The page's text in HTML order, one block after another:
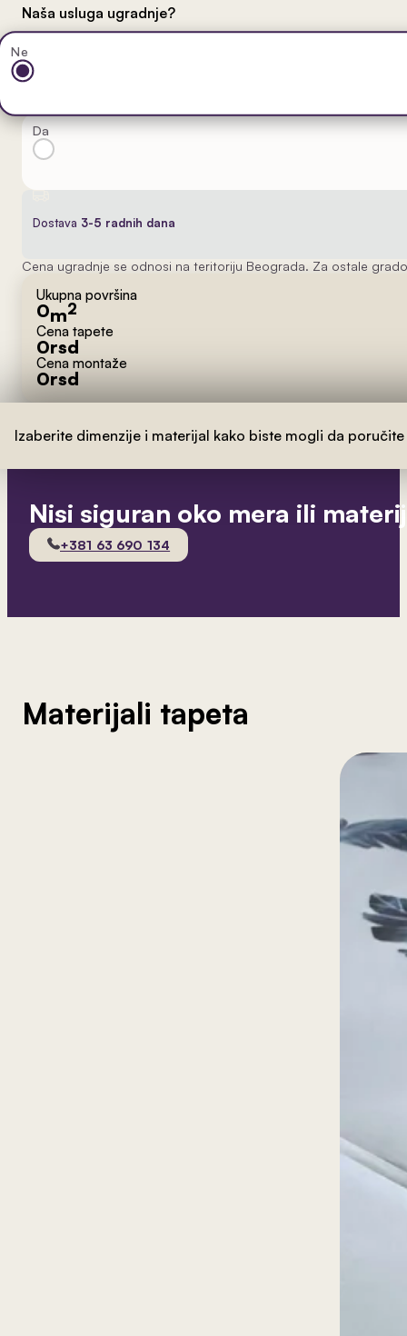
Naša usluga ugradnje?
Ne
Da
Dostava 3-5 radnih dana
Cena ugradnje se odnosi na teritoriju Beograda. Za ostale
Ukupna površina
0m2
Cena tapete
0rsd
Cena montaže
0rsd
Izaberite dimenzije i materijal kako biste mogli da
Nisi siguran oko mera ili
+381 63 690 134
Materijali tapeta